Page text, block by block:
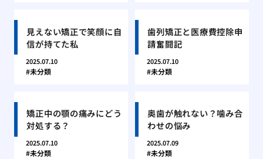
見えない矯正で笑顔に自
信が持てた私
2025.07.10
未分類
歯列矯正と医療費控除申
請奮闘記
2025.07.10
未分類
矯正中の顎の痛みにどう
対処する？
2025.07.10
未分類
奥歯が触れない？噛み合
わせの悩み
2025.07.09
未分類